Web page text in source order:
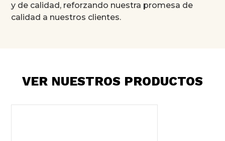
y de calidad, reforzando nuestra promesa de
calidad a nuestros clientes.
VER NUESTROS PRODUCTOS